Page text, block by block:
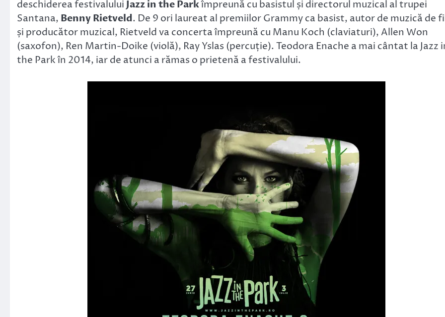
deschiderea festivalului Jazz in the Parkîmpreună cu basistul și directorul muzical al trupei
Santana, Benny Rietveld. De 9 ori laureat al premiilor Grammy ca basist, autor de muzică de
și producător muzical, Rietveld va concerta împreună cu Manu Koch (claviaturi), Allen Won
(saxofon), Ren Martin-Doike (violă), Ray Yslas (percuție). Teodora Enache a mai cântat la Jazz
the Park în 2014, iar de atunci a rămas o prietenă a festivalului.